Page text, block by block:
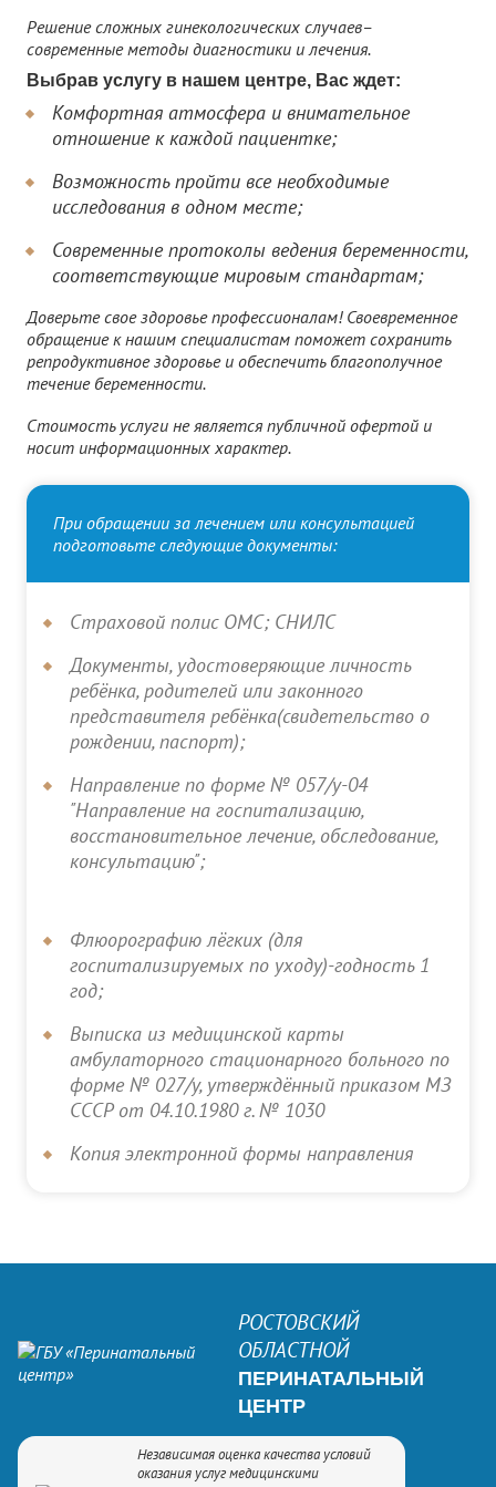
Решение сложных гинекологических случаев–
современные методы диагностики и лечения.
Выбрав услугу в нашем центре, Вас ждет:
Комфортная атмосфера и внимательное
отношение к каждой пациентке;
Возможность пройти все необходимые
исследования в одном месте;
Современные протоколы ведения беременности,
соответствующие мировым стандартам;
Доверьте свое здоровье профессионалам! Своевременное
обращение к нашим специалистам поможет сохранить
репродуктивное здоровье и обеспечить благополучное
течение беременности.
Стоимость услуги не является публичной офертой и
носит информационных характер.
При обращении за лечением или консультацией
подготовьте следующие документы:
Страховой полис ОМС; СНИЛС
Документы, удостоверяющие личность
ребёнка, родителей или законного
представителя ребёнка(свидетельство о
рождении, паспорт);
Направление по форме № 057/у-04
"Направление на госпитализацию,
восстановительное лечение, обследование,
консультацию";
Флюорографию лёгких (для
госпитализируемых по уходу)-годность 1
год;
Выписка из медицинской карты
амбулаторного стационарного больного по
форме № 027/у, утверждённый приказом МЗ
СССР от 04.10.1980 г. № 1030
Копия электронной формы направления
РОСТОВСКИЙ
ОБЛАСТНОЙ
ПЕРИНАТАЛЬНЫЙ
ЦЕНТР
Независимая оценка качества условий
оказания услуг медицинскими